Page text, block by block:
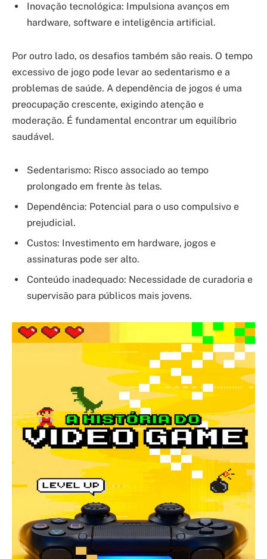
Inovação tecnológica: Impulsiona avanços em
hardware, software e inteligência artificial.
Por outro lado, os desafios também são reais. O tempo
excessivo de jogo pode levar ao sedentarismo e a
problemas de saúde. A dependência de jogos é uma
preocupação crescente, exigindo atenção e
moderação. É fundamental encontrar um equilíbrio
saudável.
Sedentarismo: Risco associado ao tempo
prolongado em frente às telas.
Dependência: Potencial para o uso compulsivo e
prejudicial.
Custos: Investimento em hardware, jogos e
assinaturas pode ser alto.
Conteúdo inadequado: Necessidade de curadoria e
supervisão para públicos mais jovens.